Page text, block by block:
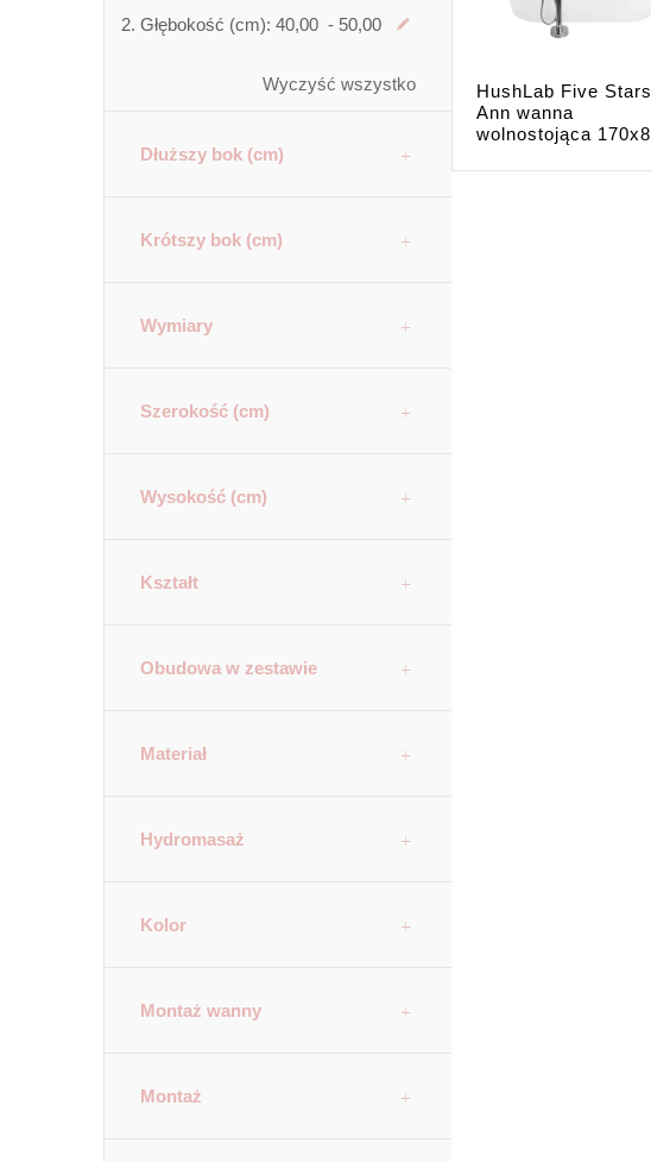
Głębokość (cm): 40,00 - 50,00
Wyczyść wszystko
Dłuższy bok (cm)
Krótszy bok (cm)
Wymiary
Szerokość (cm)
Wysokość (cm)
Kształt
Obudowa w zestawie
Materiał
Hydromasaż
Kolor
Montaż wanny
Montaż
HushLab Five Stars
Ann wanna
wolnostojąca